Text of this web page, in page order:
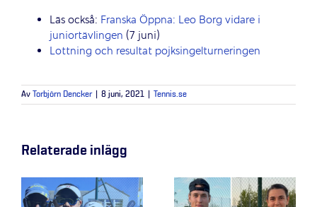
Läs också: Franska Öppna: Leo Borg vidare i
juniortävlingen (7 juni)
Lottning och resultat pojksingelturneringen
Av Torbjörn Dencker 8 juni, 2021 Tennis.se
Relaterade inlägg